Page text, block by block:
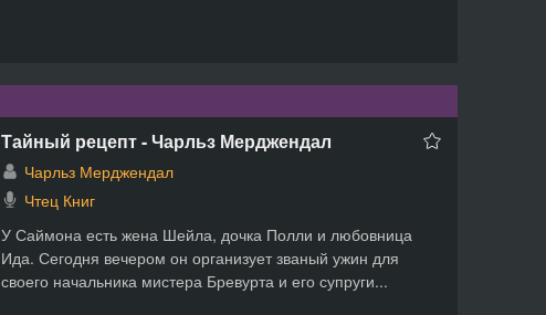
Тайный рецепт - Чарльз Мерджендал
Чарльз Мерджендал
Чтец Книг
У Саймона есть жена Шейла, дочка Полли и любовница
Ида. Сегодня вечером он организует званый ужин для
своего начальника мистера Бревурта и его супруги...